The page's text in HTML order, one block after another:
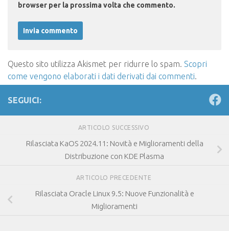
browser per la prossima volta che commento.
Questo sito utilizza Akismet per ridurre lo spam. Scopri
come vengono elaborati i dati derivati dai commenti.
SEGUICI:
ARTICOLO SUCCESSIVO
Rilasciata KaOS 2024.11: Novità e Miglioramenti della
Distribuzione con KDE Plasma
ARTICOLO PRECEDENTE
Rilasciata Oracle Linux 9.5: Nuove Funzionalità e
Miglioramenti